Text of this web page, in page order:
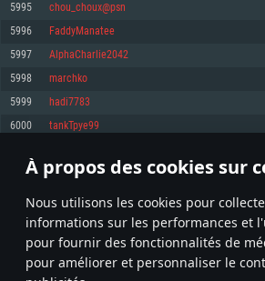
À propos des cookies sur
Nous utilisons les cookies pour
informations sur les performances et
pour fournir des fonctionnalités de
pour améliorer et personnaliser le
Recommandée
1060 et plus, Radeon RX 570 et plus.
Disque dur: 75.9 Go (client complet)
Recommandée
OS: Mac OS Big Sur 11.0 ou plus récent
Processeur: Core i7 (Les processeurs Intel Xeon
Mémoire: 8 GB
Carte graphique: Radeon Vega II ou plus avec
Disque dur: 62,2 Go (client complet)
Recommandée
OS: Ubuntu 20.04 64bit
Processeur: Intel Core i7
Mémoire: 8 GB
Carte graphique: NVIDIA 1060 avec les derniers
6 mois et supportant Vulkan
Connection: Connexion Internet à haut débit
Disque dur: 60,2 Go (client complet)
5995 chou_choux@psn
5996 FaddyManatee
5997 AlphaCharlie2042
5998 marchko
5999 hadi7783
6000 tankTpye99
* Classement mis à jour quotidiennement
299 300 301